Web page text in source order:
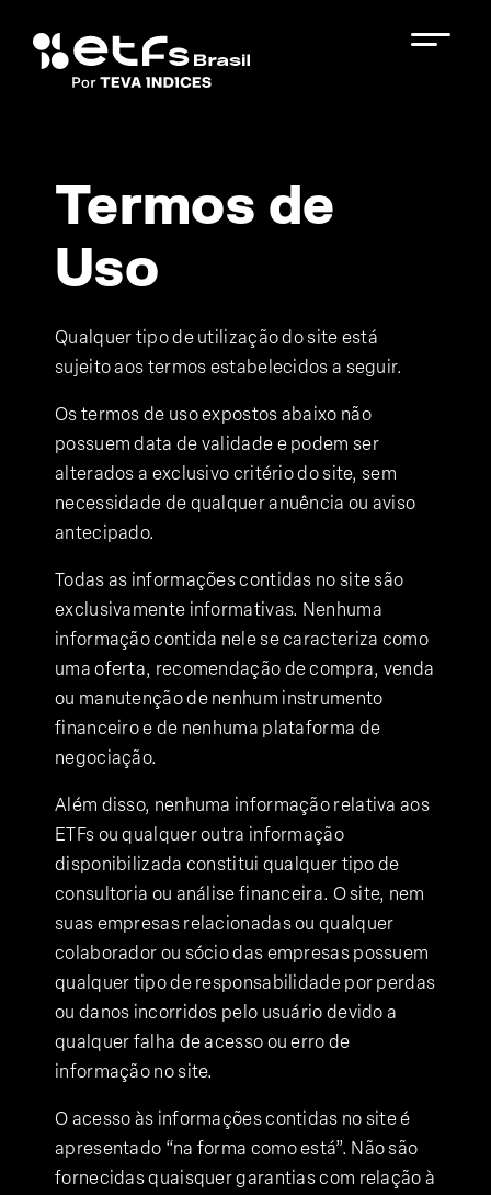
Termos de
Uso
Qualquer tipo de utilização do site está
sujeito aos termos estabelecidos a seguir.
Os termos de uso expostos abaixo não
possuem data de validade e podem ser
alterados a exclusivo critério do site, sem
necessidade de qualquer anuência ou aviso
antecipado.
Todas as informações contidas no site são
exclusivamente informativas. Nenhuma
informação contida nele se caracteriza como
uma oferta, recomendação de compra, venda
ou manutenção de nenhum instrumento
financeiro e de nenhuma plataforma de
negociação.
Além disso, nenhuma informação relativa aos
ETFs ou qualquer outra informação
disponibilizada constitui qualquer tipo de
consultoria ou análise financeira. O site, nem
suas empresas relacionadas ou qualquer
colaborador ou sócio das empresas possuem
qualquer tipo de responsabilidade por perdas
ou danos incorridos pelo usuário devido a
qualquer falha de acesso ou erro de
informação no site.
O acesso às informações contidas no site é
apresentado “na forma como está”. Não são
fornecidas quaisquer garantias com relação à